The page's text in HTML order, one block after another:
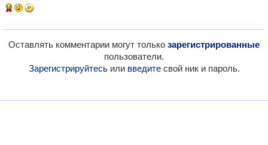
16
Оставлять комментарии могут только зарегистрированные
пользователи.
Зарегистрируйтесьили введитесвой ник и пароль.